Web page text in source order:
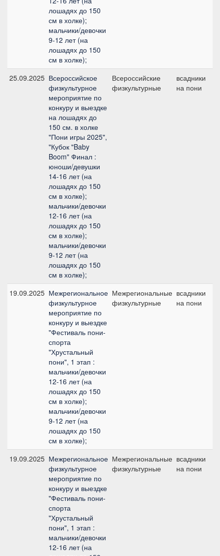
лошадях до 150
см в холке);
мальчики/девочки
9-12 лет (на
лошадях до 150
см в холке);
25.09.2025 Всероссийское
физкультурное
мероприятие по
конкуру и выездке
на лошадях до
150 см. в холке
"Пони игры 2025",
"Кубок "Baby
Boom" Финал :
юноши/девушки
14-16 лет (на
лошадях до 150
см в холке);
мальчики/девочки
12-16 лет (на
лошадях до 150
см в холке);
мальчики/девочки
9-12 лет (на
лошадях до 150
см в холке);
Всероссийские
физкультурные
всадники
на пони
19.09.2025 Межрегиональное
физкультурное
мероприятие по
конкуру и выездке
"Фестиваль пони-
спорта
"Хрустальный
пони", 1 этап :
мальчики/девочки
12-16 лет (на
лошадях до 150
см в холке);
мальчики/девочки
9-12 лет (на
лошадях до 150
см в холке);
Межрегиональные
физкультурные
всадники
на пони
19.09.2025 Межрегиональное
физкультурное
мероприятие по
конкуру и выездке
"Фестиваль пони-
спорта
"Хрустальный
пони", 1 этап :
мальчики/девочки
12-16 лет (на
Межрегиональные
физкультурные
всадники
на пони